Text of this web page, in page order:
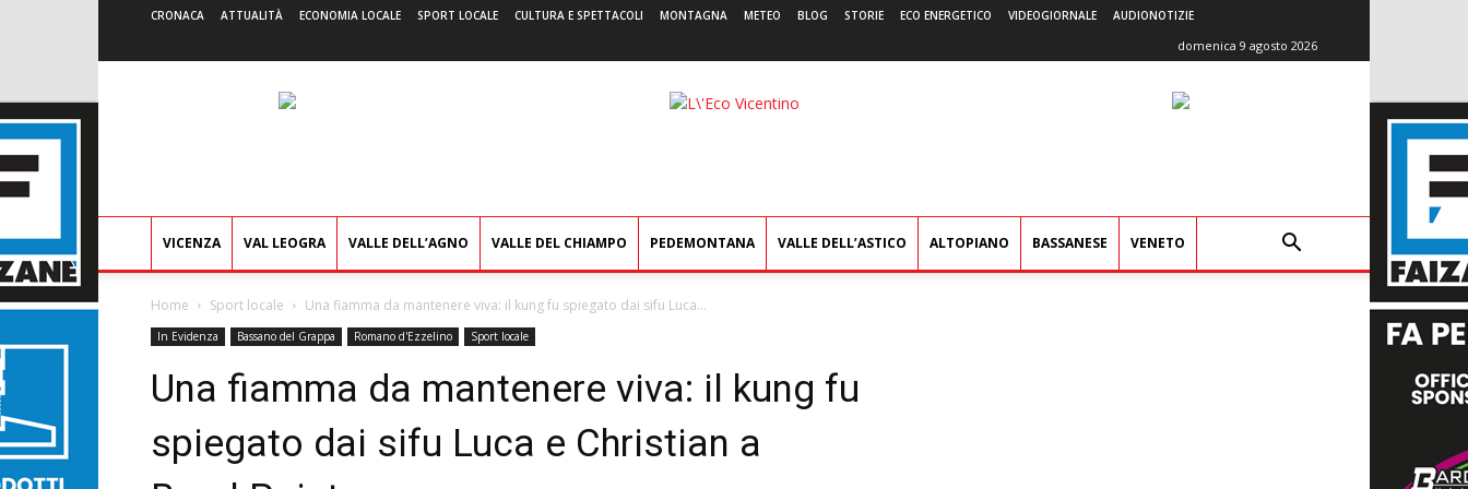
CRONACA ATTUALITÀ ECONOMIA LOCALE SPORT LOCALE CULTURA E SPETTACOLI MONTAGNA METEO BLOG STORIE ECO ENERGETICO VIDEOGIORNALE AUDIONOTIZIE
domenica 9 agosto 2026
L'Eco
VICENZA VAL LEOGRA VALLE DELL’AGNO VALLE DEL CHIAMPO PEDEMONTANA VALLE DELL’ASTICO ALTOPIANO BASSANESE VENETO
Home Sport locale Una fiamma da mantenere viva: il kung fu spiegato dai sifu Luca...
In Evidenza Bassano del Grappa Romano d'Ezzelino Sport locale
Una fiamma da mantenere viva: il kung fu
spiegato dai sifu Luca e Christian a